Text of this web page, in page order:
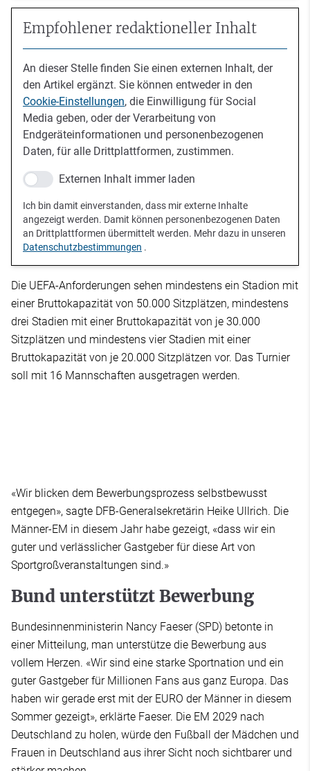
Empfohlener redaktioneller Inhalt
An dieser Stelle finden Sie einen externen Inhalt, der
den Artikel ergänzt. Sie können entweder in den
Cookie-Einstellungen, die Einwilligung für Social
Media geben, oder der Verarbeitung von
Endgeräteinformationen und personenbezogenen
Daten, für alle Drittplattformen, zustimmen.
Externen Inhalt immer laden
Ich bin damit einverstanden, dass mir externe Inhalte
angezeigt werden. Damit können personenbezogenen Daten
an Drittplattformen übermittelt werden. Mehr dazu in unseren
Datenschutzbestimmungen .
Die UEFA-Anforderungen sehen mindestens ein Stadion mit
einer Bruttokapazität von 50.000 Sitzplätzen, mindestens
drei Stadien mit einer Bruttokapazität von je 30.000
Sitzplätzen und mindestens vier Stadien mit einer
Bruttokapazität von je 20.000 Sitzplätzen vor. Das Turnier
soll mit 16 Mannschaften ausgetragen werden.
«Wir blicken dem Bewerbungsprozess selbstbewusst
entgegen», sagte DFB-Generalsekretärin Heike Ullrich. Die
Männer-EM in diesem Jahr habe gezeigt, «dass wir ein
guter und verlässlicher Gastgeber für diese Art von
Sportgroßveranstaltungen sind.»
Bund unterstützt Bewerbung
Bundesinnenministerin Nancy Faeser (SPD) betonte in
einer Mitteilung, man unterstütze die Bewerbung aus
vollem Herzen. «Wir sind eine starke Sportnation und ein
guter Gastgeber für Millionen Fans aus ganz Europa. Das
haben wir gerade erst mit der EURO der Männer in diesem
Sommer gezeigt», erklärte Faeser. Die EM 2029 nach
Deutschland zu holen, würde den Fußball der Mädchen und
Frauen in Deutschland aus ihrer Sicht noch sichtbarer und